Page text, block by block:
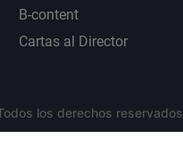
B-content
Cartas al Director
los derechos reservados